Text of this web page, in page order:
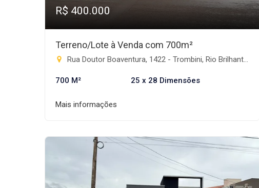
R$ 400.000
Terreno/Lote à Venda com 700m²
Rua Doutor Boaventura, 1422 - Trombini, Rio Brilhante-MS
700 M² 25 x 28 Dimensões
Mais informações